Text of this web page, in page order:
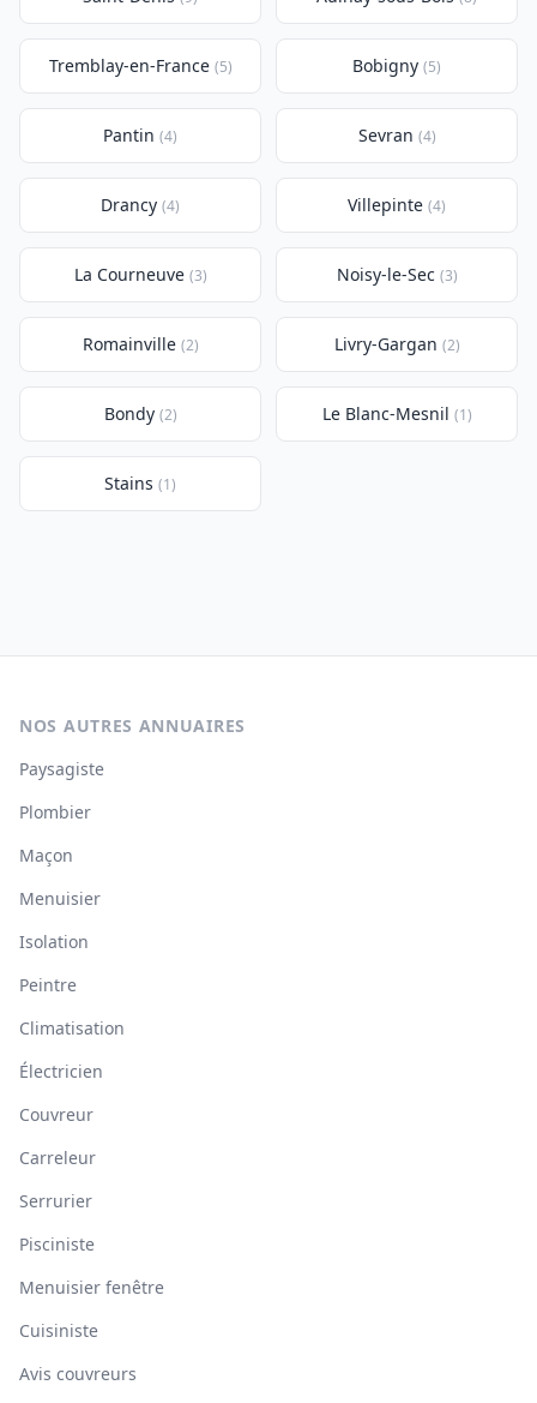
Tremblay-en-France (5) Bobigny (5)
Pantin (4) Sevran (4)
Drancy (4) Villepinte (4)
La Courneuve (3) Noisy-le-Sec (3)
Romainville (2) Livry-Gargan (2)
Bondy (2) Le Blanc-Mesnil (1)
Stains (1)
NOS AUTRES ANNUAIRES
Paysagiste
Plombier
Maçon
Menuisier
Isolation
Peintre
Climatisation
Électricien
Couvreur
Carreleur
Serrurier
Pisciniste
Menuisier fenêtre
Cuisiniste
Avis couvreurs